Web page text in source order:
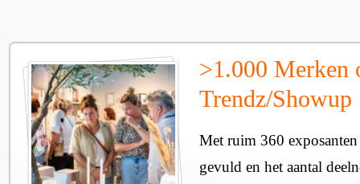
>1.000 Merken
Trendz/Showup
Met ruim 360
gevuld en het aantal